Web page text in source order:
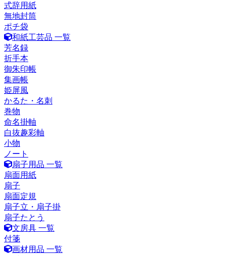
式辞用紙
無地封筒
ポチ袋
和紙工芸品 一覧
芳名録
折手本
御朱印帳
集画帳
姫屏風
かるた・名刺
巻物
命名掛軸
白抜趣彩軸
小物
ノート
扇子用品 一覧
扇面用紙
扇子
扇面定規
扇子立・扇子掛
扇子たとう
文房具 一覧
付箋
画材用品 一覧